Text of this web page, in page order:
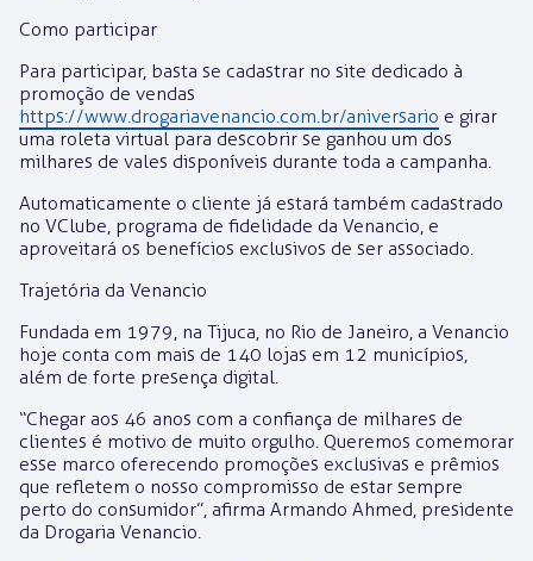
Como participar
Para participar, basta se cadastrar no site dedicado à
promoção de vendas
https://www.drogariavenancio.com.br/aniversario e girar
uma roleta virtual para descobrir se ganhou um dos
milhares de vales disponíveis durante toda a campanha.
Automaticamente o cliente já estará também cadastrado
no VClube, programa de fidelidade da Venancio, e
aproveitará os benefícios exclusivos de ser associado.
Trajetória da Venancio
Fundada em 1979, na Tijuca, no Rio de Janeiro, a Venancio
hoje conta com mais de 140 lojas em 12 municípios,
além de forte presença digital.
“Chegar aos 46 anos com a confiança de milhares de
clientes é motivo de muito orgulho. Queremos comemorar
esse marco oferecendo promoções exclusivas e prêmios
que refletem o nosso compromisso de estar sempre
perto do consumidor”, afirma Armando Ahmed, presidente
da Drogaria Venancio.